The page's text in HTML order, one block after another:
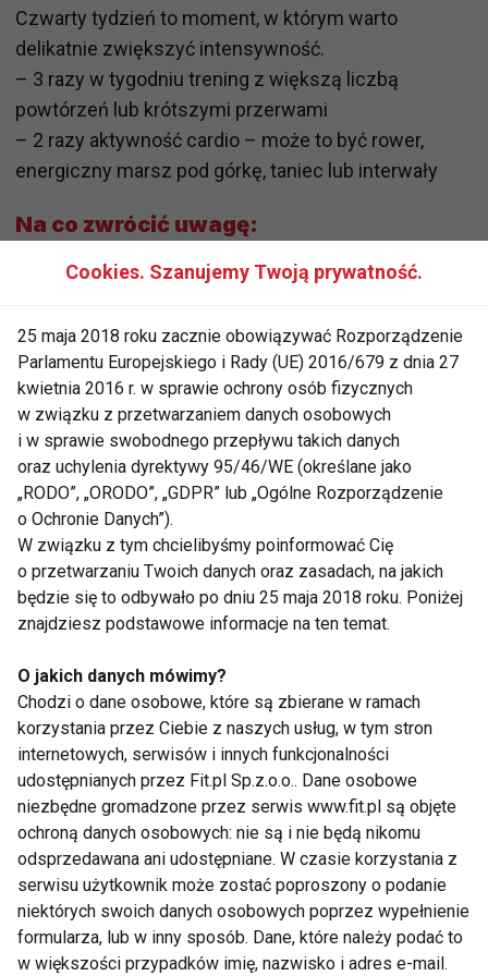
Czwarty tydzień to moment, w którym warto
delikatnie zwiększyć intensywność.
– 3 razy w tygodniu trening z większą liczbą
powtórzeń lub krótszymi przerwami
– 2 razy aktywność cardio – może to być rower,
energiczny marsz pod górkę, taniec lub interwały
Na co zwrócić uwagę:
– Zadbaj o nawodnienie i sen – mają ogromny
wpływ na regenerację
– Lepiej ćwiczyć mniej, ale systematycznie, niż
zrobić za dużo i zrezygnować
Podsumowując – pierwszy miesiąc to czas na
zbudowanie nawyku. Nie musisz mieć idealnego
planu czy profesjonalnego sprzętu. Wystarczy ruch,
konsekwencja i życzliwe podejście do samego
siebie.
Aktualności
Cookies. Szanujemy Twoją prywatność.
25 maja 2018 roku zacznie obowiązywać Rozporządzenie
Parlamentu Europejskiego i Rady (UE) 2016/679 z dnia 27
kwietnia 2016 r. w sprawie ochrony osób fizycznych
w związku z przetwarzaniem danych osobowych
i w sprawie swobodnego przepływu takich danych
oraz uchylenia dyrektywy 95/46/WE (określane jako
„RODO”, „ORODO”, „GDPR” lub „Ogólne Rozporządzenie
o Ochronie Danych”).
W związku z tym chcielibyśmy poinformować Cię
o przetwarzaniu Twoich danych oraz zasadach, na jakich
będzie się to odbywało po dniu 25 maja 2018 roku. Poniżej
znajdziesz podstawowe informacje na ten temat.
O jakich danych mówimy?
Chodzi o dane osobowe, które są zbierane w ramach
korzystania przez Ciebie z naszych usług, w tym stron
internetowych, serwisów i innych funkcjonalności
udostępnianych przez Fit.pl Sp.z.o.o.. Dane osobowe
niezbędne gromadzone przez serwis www.fit.pl są objęte
ochroną danych osobowych: nie są i nie będą nikomu
odsprzedawana ani udostępniane. W czasie korzystania z
serwisu użytkownik może zostać poproszony o podanie
niektórych swoich danych osobowych poprzez wypełnienie
formularza, lub w inny sposób. Dane, które należy podać to
w większości przypadków imię, nazwisko i adres e-mail.